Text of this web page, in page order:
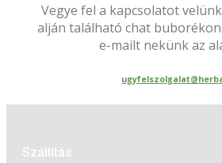
Vegye fel a kapcsolatot
alján található chat
e-mailt nekünk az
Szállítás